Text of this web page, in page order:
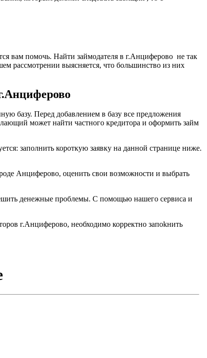
вам помочь. Найти займодателя в г.Анциферово не так
рассмотрении выясняется, что большинство из них
базу. Перед добавлением в базу все предложения
может найти частного кредитора и оформить займ
заполнить короткую заявку на данной странице ниже.
Анциферово, оценить свои возможности и выбрать
денежные проблемы. С помощью нашего сервиса и
г.Анциферово, необходимо корректно запоkнить